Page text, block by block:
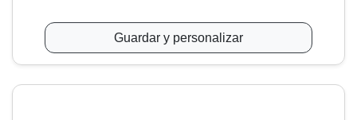
Guardar y personalizar